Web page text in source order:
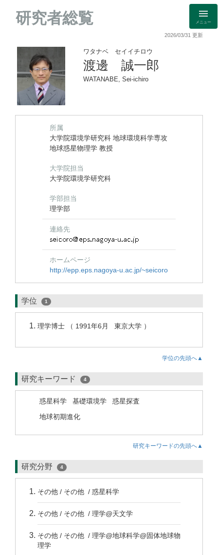
研究者総覧 メニュー
2026/03/31 更新
ワタナベ セイイチロウ
渡邊 誠一郎
WATANABE, Sei-ichiro
所属
大学院環境学研究科 地球環境科学専攻
地球惑星物理学 教授
大学院担当
大学院環境学研究科
学部担当
理学部
連絡先
ホームページ
http://epp.eps.nagoya-u.ac.jp/~seicoro
学位 1
理学博士 （ 1991年6月 東京大学 ）
学位の先頭へ▲
研究キーワード 4
惑星科学 基礎環境学
惑星探査
地球初期進化
研究キーワードの先頭へ▲
研究分野 4
その他 / その他 / 惑星科学
その他 / その他 / 理学@天文学
その他 / その他 / 理学@地球科学@固体地球物
理学